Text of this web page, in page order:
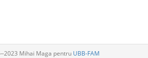
Mihai Maga pentru UBB-FAM